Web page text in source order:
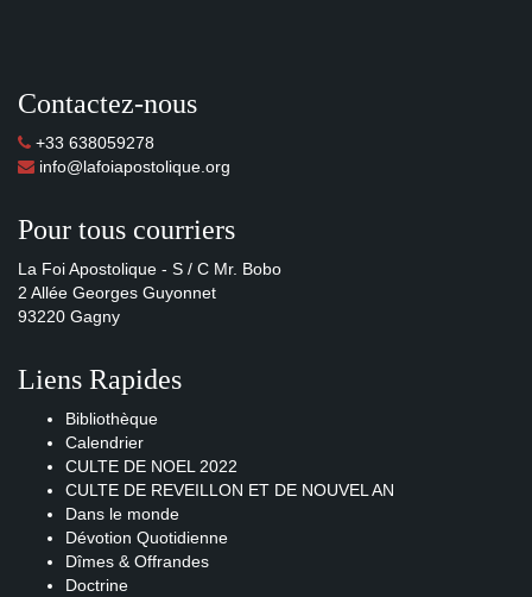
Contactez-nous
+33 638059278
info@lafoiapostolique.org
Pour tous courriers
La Foi Apostolique - S / C Mr. Bobo
2 Allée Georges Guyonnet
93220 Gagny
Liens Rapides
Bibliothèque
Calendrier
CULTE DE NOEL 2022
CULTE DE REVEILLON ET DE NOUVEL AN
Dans le monde
Dévotion Quotidienne
Dîmes & Offrandes
Doctrine